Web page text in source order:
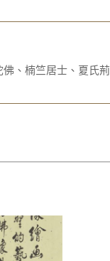
、楠竺居士、夏氏荊